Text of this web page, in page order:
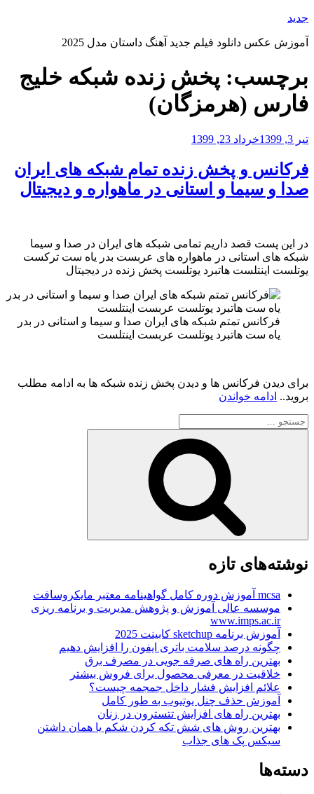
رفتن
محتوا
جدید
آموزش عکس دانلود فیلم جدید آهنگ داستان مدل 2025
برچسب: پخش زنده شبکه خلیج
فارس (هرمزگان)
نوشته‌شده
تیر 3, 1399 خرداد 23, 1399
فرکانس و پخش زنده تمام شبکه های ایران
صدا و سیما و استانی در ماهواره و دیجیتال
در این پست قصد داریم تمامی شبکه های ایران در صدا و سیما
شبکه های استانی در ماهواره های عربست بدر یاه ست ترکست
یوتلست اینتلست هاتبرد یوتلست پخش زنده در دیجیتال
فرکانس تمتم شبکه های ایران صدا و سیما و استانی در بدر
یاه ست هاتبرد یوتلست عربست اینتلست
برای دیدن فرکانس ها و دیدن پخش زنده شبکه ها به ادامه مطلب
بروید.. ادامه خواندن
تمام
شبکه
های
ایران
صدا
و
و
در
و
دیجیتال”
جستجو
برای
نوشته‌های تازه
mcsa آموزش دوره کامل گواهینامه معتبر مایکروسافت
موسسه عالی آموزش و پژوهش مدیریت و برنامه ریزی
www.imps.ac.ir
آموزش برنامه sketchup کابینت 2025
چگونه درصد سلامت باتری ایفون را افزایش دهیم
بهترین راه های صرفه جویی در مصرف برق
خلاقیت در معرفی محصول برای فروش بیشتر
علائم افزایش فشار داخل جمجمه چیست؟
آموزش حذف چنل یوتیوب به طور کامل
بهترین راه های افزایش تتسترون در زنان
بهترین روش های شش تکه کردن شکم یا همان داشتن
سیکس پک های جذاب
دسته‌ها